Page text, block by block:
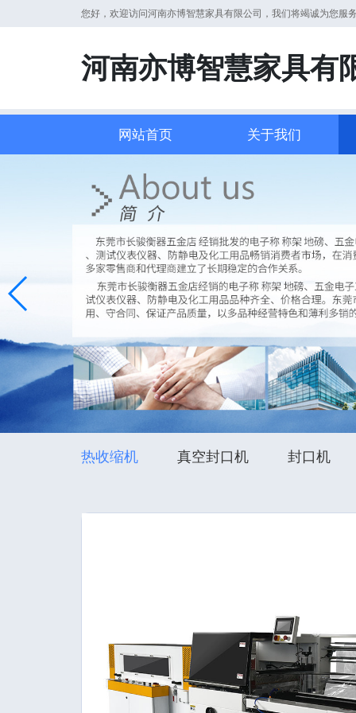
您好，欢迎访问河南亦博智慧家具有限公司，我们将竭诚为您服
河南亦博智慧家具有
网站首页 关于我们
热收缩机 真空封口机 封口机